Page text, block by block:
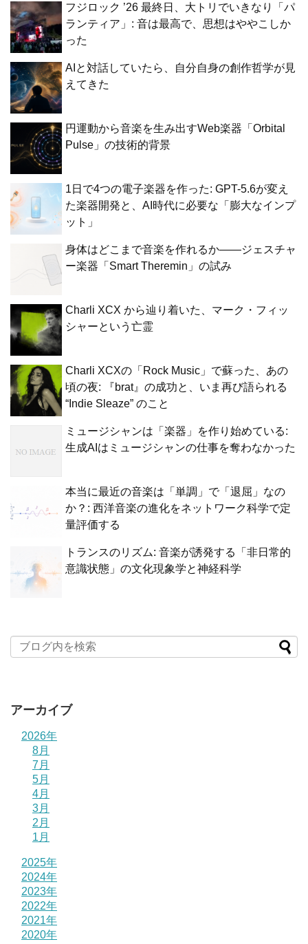
フジロック ’26 最終日、大トリでいきなり「パ
ランティア」: 音は最高で、思想はややこしか
った
AIと対話していたら、自分自身の創作哲学が見
えてきた
円運動から音楽を生み出すWeb楽器「Orbital
Pulse」の技術的背景
1日で4つの電子楽器を作った: GPT-5.6が変え
た楽器開発と、AI時代に必要な「膨大なインプ
ット」
身体はどこまで音楽を作れるか——ジェスチャ
ー楽器「Smart Theremin」の試み
Charli XCX から辿り着いた、マーク・フィッ
シャーという亡霊
Charli XCXの「Rock Music」で蘇った、あの
頃の夜: 『brat』の成功と、いま再び語られる
“Indie Sleaze” のこと
ミュージシャンは「楽器」を作り始めている:
生成AIはミュージシャンの仕事を奪わなかった
本当に最近の音楽は「単調」で「退屈」なの
か？: 西洋音楽の進化をネットワーク科学で定
量評価する
トランスのリズム: 音楽が誘発する「非日常的
意識状態」の文化現象学と神経科学
アーカイブ
2026年
8月
7月
5月
4月
3月
2月
1月
2025年
2024年
2023年
2022年
2021年
2020年